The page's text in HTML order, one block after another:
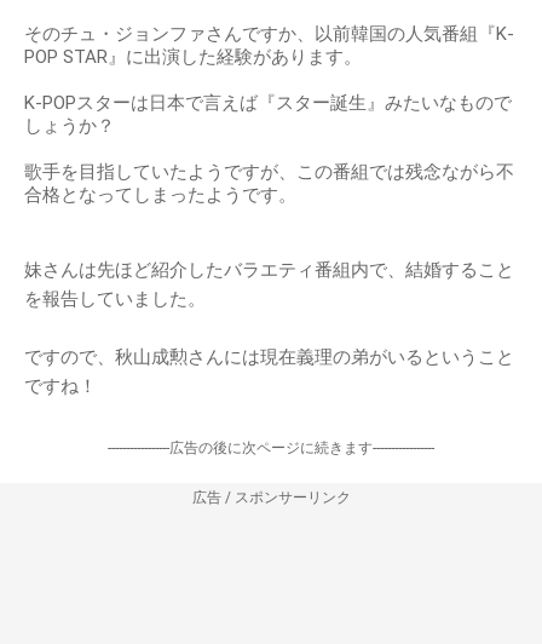
そのチュ・ジョンファさんですか、以前韓国の人気番組『K-
POP STAR』に出演した経験があります。
K-POPスターは日本で言えば『スター誕生』みたいなもので
しょうか？
歌手を目指していたようですが、この番組では残念ながら不
合格となってしまったようです。
妹さんは先ほど紹介したバラエティ番組内で、結婚すること
を報告していました。
ですので、秋山成勲さんには現在義理の弟がいるということ
ですね！
-----------------広告の後に次ページに続きます-----------------
広告 / スポンサーリンク